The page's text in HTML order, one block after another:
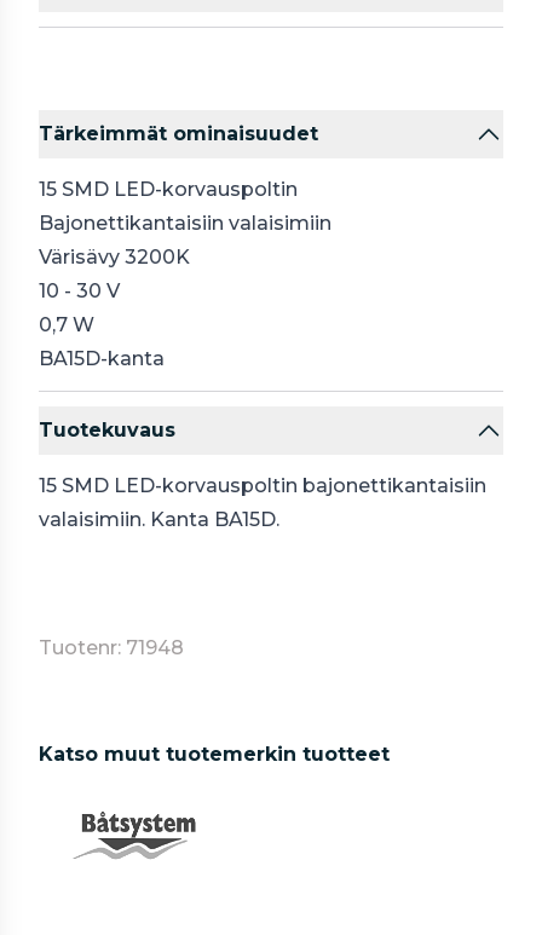
Tärkeimmät ominaisuudet
15 SMD LED-korvauspoltin
Bajonettikantaisiin valaisimiin
Värisävy 3200K
10 - 30 V
0,7 W
BA15D-kanta
Tuotekuvaus
15 SMD LED-korvauspoltin bajonettikantaisiin
valaisimiin. Kanta BA15D.
Tuotenr: 71948
Katso muut tuotemerkin tuotteet